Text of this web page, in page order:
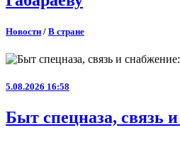
Новости / В стране
5.08.2026 16:58
Быт спецназа, связь